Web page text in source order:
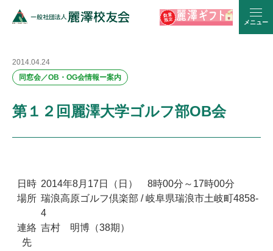
メニュー
2014.04.24
同窓会／OB・OG会情報ー案内
第１２回麗澤大学ゴルフ部OB会
日時 2014年8月17日（日） 8時00分～17時00分
場所 瑞浪高原ゴルフ倶楽部 / 岐阜県瑞浪市土岐町4858-
4
連絡
先
吉村 明博（38期）